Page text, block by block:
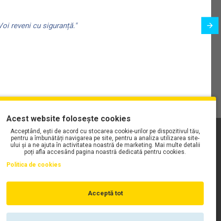
reveni cu siguranță."
PLAYLIST-UL WORK MOTORS PE SPOTIFY
Acest website folosește cookies
Acceptând, ești de acord cu stocarea cookie-urilor pe dispozitivul tău,
pentru a îmbunătăți navigarea pe site, pentru a analiza utilizarea site-
ului și a ne ajuta în activitatea noastră de marketing. Mai multe detalii
poți afla accesând pagina noastră dedicată pentru cookies.
Politica de cookies
Acceptă tot